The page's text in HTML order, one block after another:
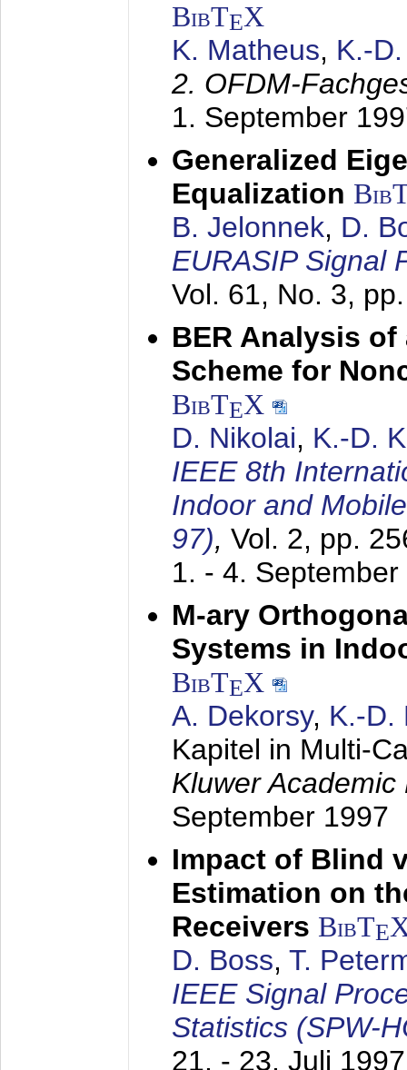
BibTEX
K. Matheus, K.-
2. OFDM-
1. September
Generalized
Equalization
B. Jelonnek, D.
EURASIP Signal
Vol. 61, No. 3,
BER Analysis
Scheme for
BibTEX
D. Nikolai, K.-D.
IEEE 8th
Indoor and
97), Vol. 2, pp.
1. - 4. September
M-ary
Systems in
BibTEX
A. Dekorsy, K.-D.
Kapitel in Multi-
Kluwer
September 1997
Impact of Blind
Estimation on
Receivers BibTE
D. Boss, T.
IEEE Signal
Statistics (SPW-
21. - 23. Juli 1997